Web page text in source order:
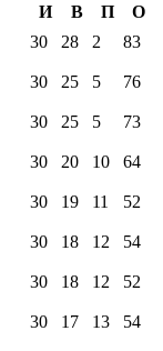
И В П
О
30 28 2 83
30 25 5 76
30 25 5 73
30 20 10 64
30 19 11 52
30 18 12 54
30 18 12 52
30 17 13 54